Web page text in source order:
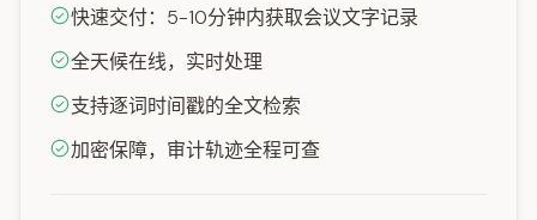
快速交付：5-10分钟内获取会议文字记录
全天候在线，实时处理
支持逐词时间戳的全文检索
加密保障，审计轨迹全程可查